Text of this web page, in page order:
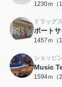
1230ｍ（
ドラッグ
ポート
1457ｍ（
ショッピ
Music
1594ｍ（